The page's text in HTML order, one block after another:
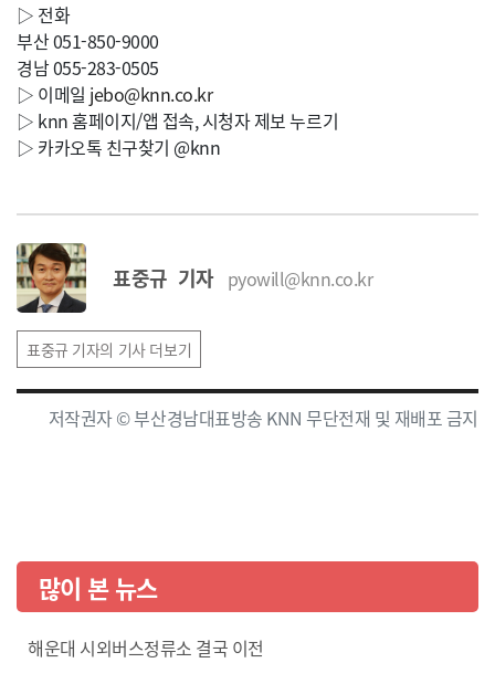
▷ 전화
부산 051-850-9000
경남 055-283-0505
▷ 이메일 jebo@knn.co.kr
▷ knn 홈페이지/앱 접속, 시청자 제보 누르기
▷ 카카오톡 친구찾기 @knn
표중규 기자 pyowill@knn.co.kr
표중규 기자의 기사 더보기
저작권자 © 부산경남대표방송 KNN 무단전재 및 재배포 금지
많이 본 뉴스
해운대 시외버스정류소 결국 이전